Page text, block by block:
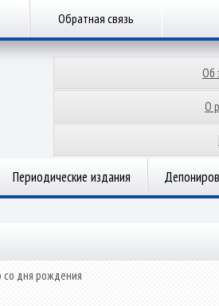
Обратная связь
Об
О
Периодические издания
со дня рождения